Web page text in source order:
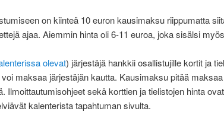
on kiinteä 10 euron kausimaksu riippumatta
ajaa. Aiemmin hinta oli 6-11 euroa, joka sisälsi
olevat) järjestäjä hankkii osallistujille kortit ja
maksaa järjestäjän kautta. Kausimaksu pitää
Ilmoittautumisohjeet sekä korttien ja tielistojen hinta ovat
kalenterista tapahtuman sivulta.